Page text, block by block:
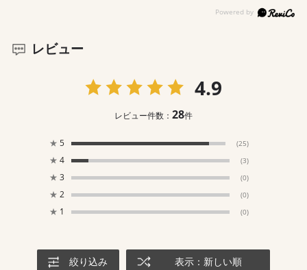
レビュー
4.9
レビュー件数： 28件
★ 5 (25)
★ 4 (3)
★ 3 (0)
★ 2 (0)
★ 1 (0)
絞り込み 表示：新しい順